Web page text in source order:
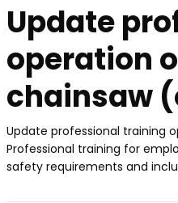
Update
operation
chainsaw
Update professional training
Professional training for
safety requirements and